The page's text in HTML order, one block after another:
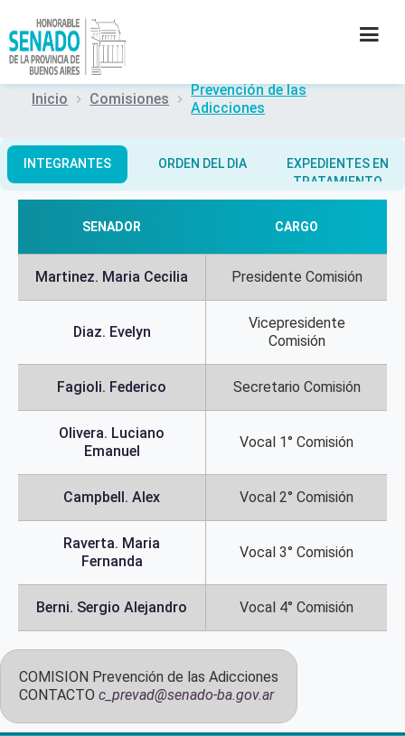
INSTITUCIÓN
SECRETARÍAS
CULTURA
Inicio Comisiones
Prevención de las
Adicciones
INTEGRANTES ORDEN DEL DIA
EXPEDIENTES EN
TRATAMIENTO
SENADOR CARGO
Martinez. Maria Cecilia Presidente Comisión
Diaz. Evelyn
Vicepresidente
Comisión
Fagioli. Federico Secretario Comisión
Olivera. Luciano
Emanuel
Vocal 1° Comisión
Campbell. Alex Vocal 2° Comisión
Raverta. Maria
Fernanda
Vocal 3° Comisión
Berni. Sergio Alejandro Vocal 4° Comisión
COMISION Prevención de las Adicciones
CONTACTO c_prevad@senado-ba.gov.ar